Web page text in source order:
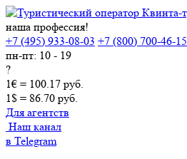
наша профессия!
+7 (495) 933-08-03 +7 (800) 700-46-15
пн-пт: 10 - 19
?
1€ = 100.17 руб.
1$ = 86.70 руб.
Для агентств
Наш канал
в Telegram